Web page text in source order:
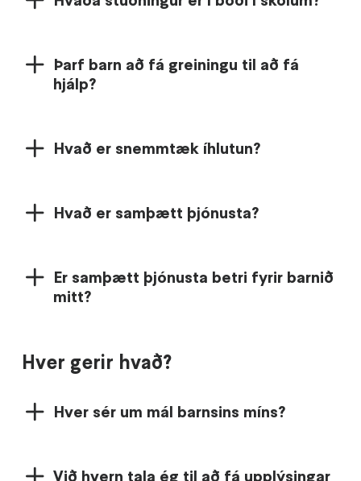
Þarf barn að fá greiningu til að fá
hjálp?
Hvað er snemmtæk íhlutun?
Hvað er samþætt þjónusta?
Er samþætt þjónusta betri fyrir barnið
mitt?
Hver gerir hvað?
Hver sér um mál barnsins míns?
Við hvern tala ég til að fá upplýsingar